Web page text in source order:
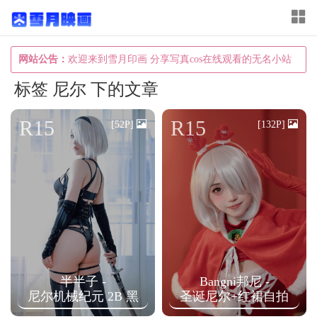
网站公告： 欢迎来到雪月印画 分享写真cos在线观看的无名小站
T
o
g
e
v
i
g
a
i
o
标签 尼尔 下的文章
半半子 -
尼尔机械纪元 2B 黑
R15 [52P]
Bangni邦尼 -
圣诞尼尔+红裙自拍
R15 [132P]